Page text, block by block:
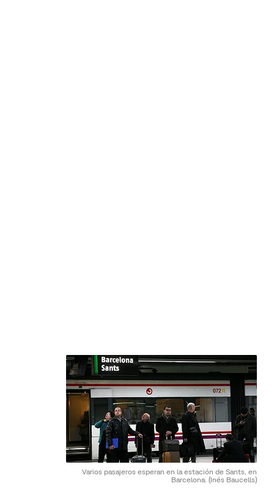
Varios pasajeros esperan en la estación de Sants, en
Barcelona. (Inés Baucells)